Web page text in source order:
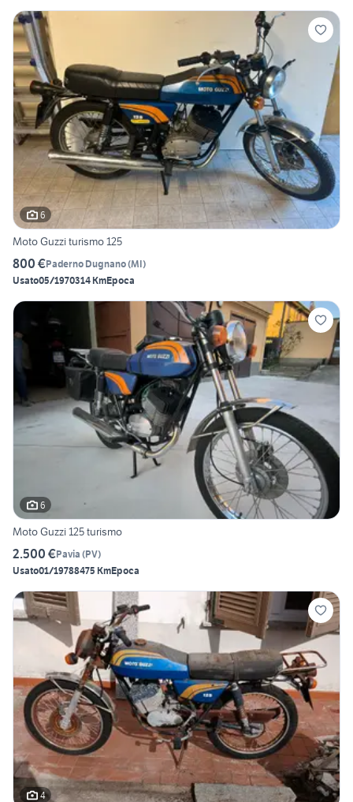
6
Moto Guzzi turismo 125
800 €Paderno Dugnano(MI)
Usato05/1970314 KmEpoca
6
Moto Guzzi 125 turismo
2.500 €Pavia (PV)
Usato01/19788475 KmEpoca
4